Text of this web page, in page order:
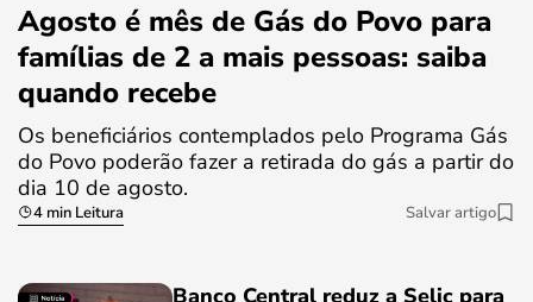
Agosto é mês de Gás do Povo para
famílias de 2 a mais pessoas: saiba
quando recebe
Os beneficiários contemplados pelo Programa Gás
do Povo poderão fazer a retirada do gás a partir do
dia 10 de agosto.
4 min Leitura Salvar artigo
Banco Central reduz a Selic para